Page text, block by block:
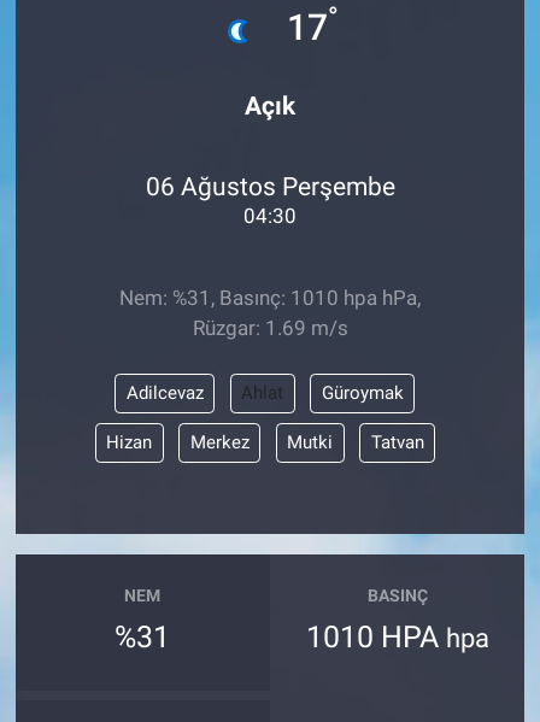
17°
Açık
06 Ağustos Perşembe
04:30
Nem: %31, Basınç: 1010 hpa hPa,
Rüzgar: 1.69 m/s
Adilcevaz Ahlat Güroymak
Hizan Merkez Mutki Tatvan
NEM
%31
BASINÇ
1010 HPA hpa